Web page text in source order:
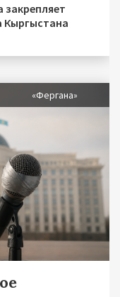
закрепляет
Кыргыстана
«Фергана»